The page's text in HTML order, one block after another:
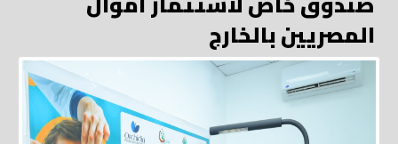
المصريين بالخارج